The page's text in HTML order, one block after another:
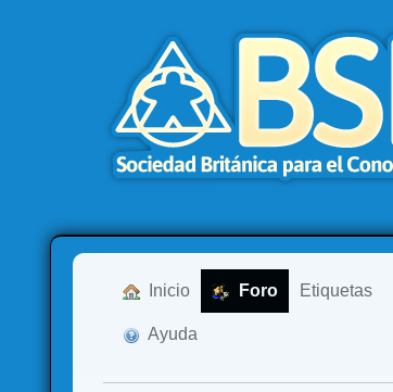
Inicio Foro Etiquetas
Ayuda